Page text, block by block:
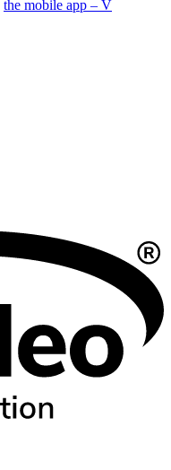
the mobile app – V